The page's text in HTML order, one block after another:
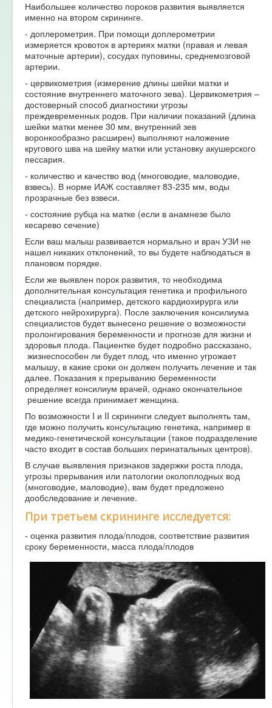
Наибольшее количество пороков развития выявляется
именно на втором скрининге.
- доплерометрия. При помощи доплерометрии
измеряется кровоток в артериях матки (правая и левая
маточные артерии), сосудах пуповины, среднемозговой
артерии.
- цервикометрия (измерение длины шейки матки и
состояние внутреннего маточного зева). Цервикометрия –
достоверный способ диагностики угрозы
преждевременных родов. При наличии показаний (длина
шейки матки менее 30 мм, внутренний зев
воронкообразно расширен) выполняют наложение
кругового шва на шейку матки или установку акушерского
пессария.
- количество и качество вод (многоводие, маловодие,
взвесь). В норме ИАЖ составляет 83-235 мм, воды
прозрачные без взвеси.
- состояние рубца на матке (если в анамнезе было
кесарево сечение)
Если ваш малыш развивается нормально и врач УЗИ не
нашел никаких отклонений, то вы будете наблюдаться в
плановом порядке.
Если же выявлен порок развития, то необходима
дополнительная консультация генетика и профильного
специалиста (например, детского кардиохирурга или
детского нейрохирурга). После заключения консилиума
специалистов будет вынесено решение о возможности
пролонгирования беременности и прогнозе для жизни и
здоровья плода. Пациентке будет подробно рассказано,
жизнеспособен ли будет плод, что именно угрожает
малышу, в какие сроки он должен получить лечение и так
далее. Показания к прерыванию беременности
определяет консилиум врачей, однако окончательное
решение всегда принимает женщина.
По возможности I и II скрининги следует выполнять там,
где можно получить консультацию генетика, например в
медико-генетической консультации (такое подразделение
часто входит в состав больших перинатальных центров).
В случае выявления признаков задержки роста плода,
угрозы прерывания или патологии околоплодных вод
(многоводие, маловодие), вам будет предложено
дообследование и лечение.
При третьем скрининге исследуется:
- оценка развития плода/плодов, соответствие развития
сроку беременности, масса плода/плодов